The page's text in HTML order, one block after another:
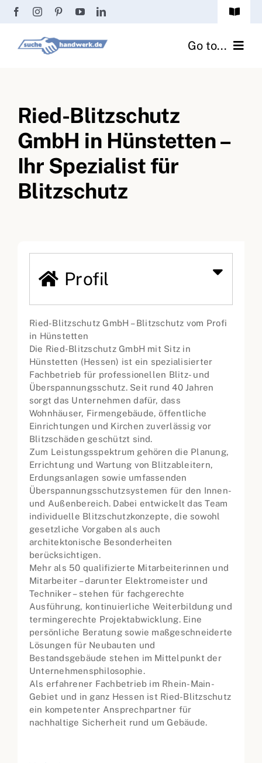
Zum
springen
Toggle
Passwort vergessen? Go to...
Fliesenrechner
Handwerker Ratgeber
Wir über uns
Ried-Blitzschutz
GmbH in Hünstetten –
Ihr Spezialist für
Blitzschutz
Profil
Ried-Blitzschutz GmbH – Blitzschutz vom Profi
in Hünstetten
Die Ried-Blitzschutz GmbH mit Sitz in
Hünstetten (Hessen) ist ein spezialisierter
Fachbetrieb für professionellen Blitz- und
Überspannungsschutz. Seit rund 40 Jahren
sorgt das Unternehmen dafür, dass
Wohnhäuser, Firmengebäude, öffentliche
Einrichtungen und Kirchen zuverlässig vor
Blitzschäden geschützt sind.
Zum Leistungsspektrum gehören die Planung,
Errichtung und Wartung von Blitzableitern,
Erdungsanlagen sowie umfassenden
Überspannungsschutzsystemen für den Innen-
und Außenbereich. Dabei entwickelt das Team
individuelle Blitzschutzkonzepte, die sowohl
gesetzliche Vorgaben als auch
architektonische Besonderheiten
berücksichtigen.
Mehr als 50 qualifizierte Mitarbeiterinnen und
Mitarbeiter – darunter Elektromeister und
Techniker – stehen für fachgerechte
Ausführung, kontinuierliche Weiterbildung und
termingerechte Projektabwicklung. Eine
persönliche Beratung sowie maßgeschneiderte
Lösungen für Neubauten und
Bestandsgebäude stehen im Mittelpunkt der
Unternehmensphilosophie.
Als erfahrener Fachbetrieb im Rhein-Main-
Gebiet und in ganz Hessen ist Ried-Blitzschutz
ein kompetenter Ansprechpartner für
nachhaltige Sicherheit rund um Gebäude.